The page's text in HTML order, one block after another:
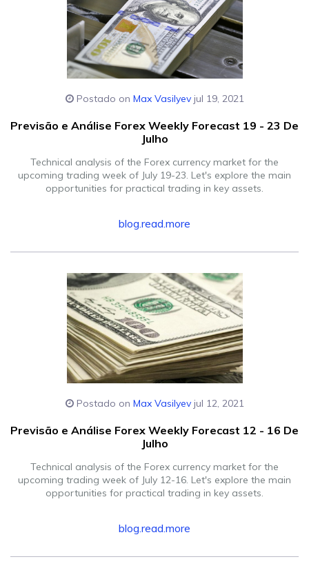
Postado on Max Vasilyevjul 19, 2021
Previsão e Análise Forex Weekly Forecast 19 - 23 De
Julho
Technical analysis of the Forex currency market for the
upcoming trading week of July 19-23. Let's explore the main
opportunities for practical trading in key assets.
blog.read.more
Postado on Max Vasilyevjul 12, 2021
Previsão e Análise Forex Weekly Forecast 12 - 16 De
Julho
Technical analysis of the Forex currency market for the
upcoming trading week of July 12-16. Let's explore the main
opportunities for practical trading in key assets.
blog.read.more